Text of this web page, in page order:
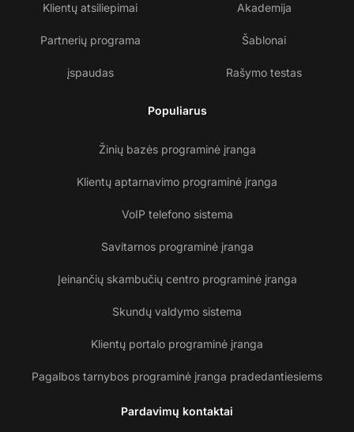
Klientų atsiliepimai
Partnerių programa
įspaudas
Akademija
Šablonai
Rašymo testas
Populiarus
Žinių bazės programinė įranga
Klientų aptarnavimo programinė įranga
VoIP telefono sistema
Savitarnos programinė įranga
Įeinančių skambučių centro programinė įranga
Skundų valdymo sistema
Klientų portalo programinė įranga
Pagalbos tarnybos programinė įranga pradedantiesiems
Pardavimų kontaktai